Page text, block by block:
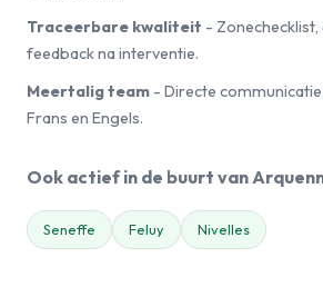
Traceerbare kwaliteit -
feedback na interventie.
Meertalig team - Directe
Frans en Engels.
Ook actief in de buurt van
Seneffe Feluy Nivelles